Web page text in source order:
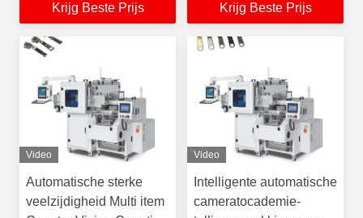
Krijg Beste Prijs
Voor Zipper hoofd
Krijg Beste Prijs
Video
Automatische sterke
veelzijdigheid Multi item
Video
Intelligente automatische
cameratocademie-